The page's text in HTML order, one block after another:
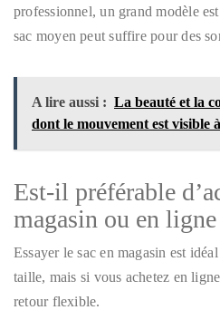
professionnel, un grand modèle
sac moyen peut suffire pour des
A lire aussi : La beauté et la
dont le mouvement est visible
Est-il préférable
magasin ou en
Essayer le sac en magasin est
taille, mais si vous achetez en
retour flexible.